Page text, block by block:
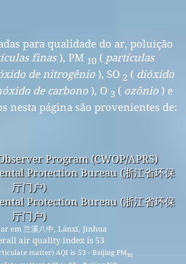
para qualidade do ar, poluição
finas), PM 10( partículas
de nitrogênio ), SO 2 ( dióxido
de carbono), O 3 ( ozônio) e
nesta página são provenientes de:
Program (CWOP/APRS)
Protection Bureau (浙江省环保
厅门户)
Protection Bureau (浙江省环保
厅门户)
em 兰溪八中, Lánxī, Jinhua
air quality index is 53
matter) AQI is 53 - Beijing PM10